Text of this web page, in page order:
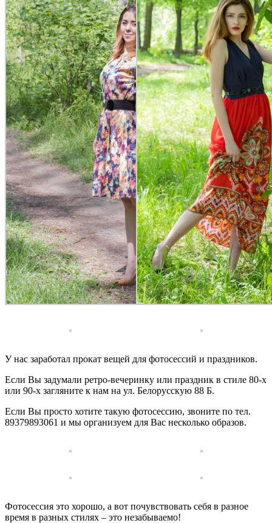
У нас заработал прокат вещей для фотосессий и праздников.
Если Вы задумали ретро-вечеринку или праздник в стиле 80-х
или 90-х загляните к нам на ул. Белорусскую 88 Б.
Если Вы просто хотите такую фотосессию, звоните по тел.
89379893061 и мы организуем для Вас несколько образов.
Фотосессия это хорошо, а вот почувствовать себя в разное
время в разных стилях – это незабываемо!